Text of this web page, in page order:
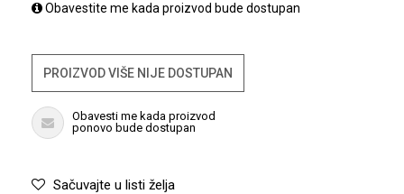
Obavestite me kada proizvod bude dostupan
PROIZVOD VIŠE NIJE DOSTUPAN
Obavesti me kada proizvod
ponovo bude dostupan
Sačuvajte u listi želja